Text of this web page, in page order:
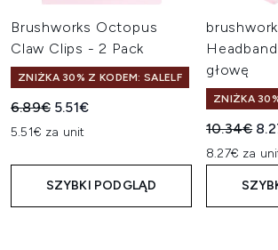
Brushworks Octopus
Claw Clips - 2 Pack
ZNIŻKA 30% Z KODEM: SALELF
Sugerowana cena detaliczna:
6.89€ Aktualna cena:
5.51€
5.51€ za unit
SZYBKI PODGLĄD
głowę
ZNIŻKA
10.34€
8.27€ za